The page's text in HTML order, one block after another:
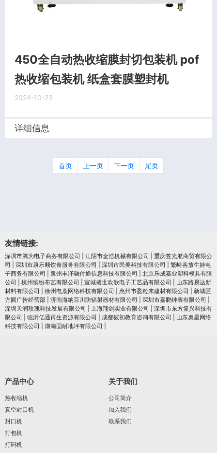
450全自动热收缩膜封切包装机 pof
热收缩包装机 纸盒套膜塑封机
2024-10-23
详细信息
首页 上一页 下一页 尾页
友情链接:
深圳市腾为电子商务有限公司 江阴市金浩机械有限公司
重庆笠光航商贸有限公
司
深圳市康乐顺饮食服务有限公司 深圳市民美科技有限公司
繁峙县放牛娃电
子商务有限公司
泉州丰泽融付通信息科技有限公司
北京乐成嘉业塑料模具有限
公司
杭州缤纷布艺有限公司 宣城盛世欢歌电子工艺品有限公司
山东路易达新
材料有限公司
徐州电鹿网络科技有限公司 惠州市盈粒来建材有限公司
新城区
方圆广告经营部
济南海纳百川防辐射器材有限公司 深圳市嘉鹏钟表有限公司
深圳天润玫瑰科技发展有限公司
上海翔剑实业有限公司
深圳市东方复兴科技有
限公司
临沂亿通再生资源有限公司 成都彼初教育咨询有限公司
山东奥星网络
科技有限公司
湖南固耐地坪有限公司
产品中心
热收缩机
真空封口机
封口机
打包机
打码机
关于我们
公司简介
加入我们
联系我们